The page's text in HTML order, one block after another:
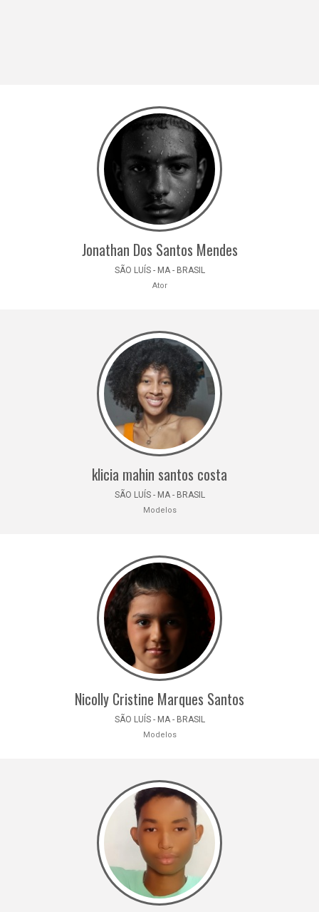
Jonathan Dos Santos Mendes
SÃO LUÍS - MA - BRASIL
Ator
klicia mahin santos costa
SÃO LUÍS - MA - BRASIL
Modelos
Nicolly Cristine Marques Santos
SÃO LUÍS - MA - BRASIL
Modelos